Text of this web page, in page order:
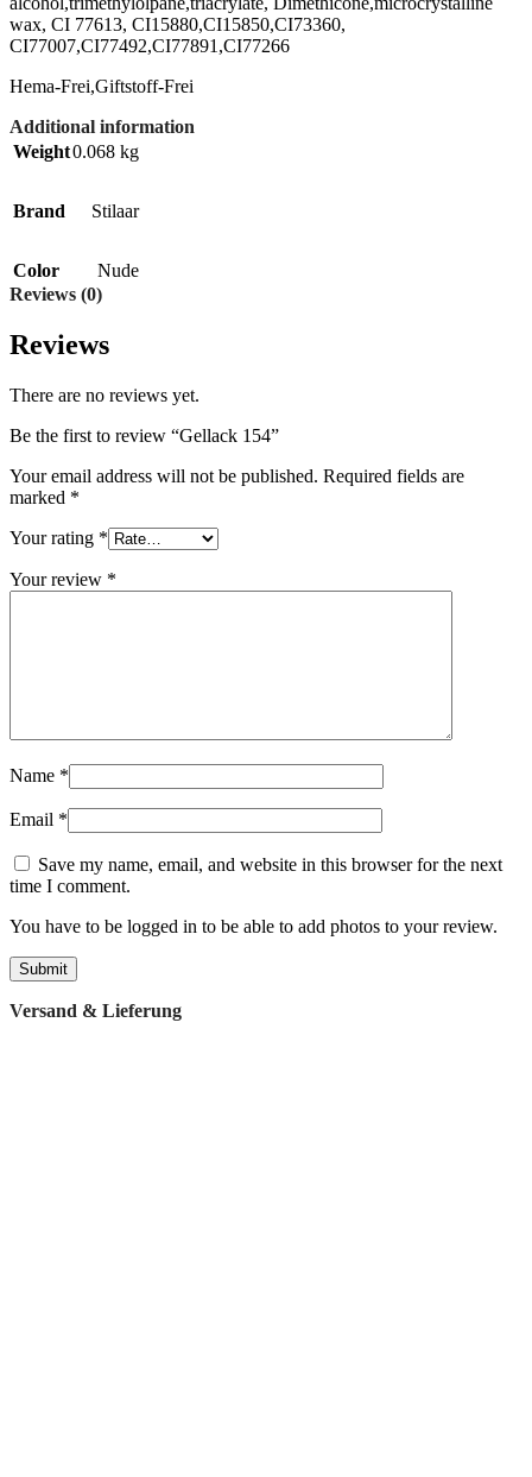
wax, CI 77613, CI15880,CI15850,CI73360,
CI77007,CI77492,CI77891,CI77266
Hema-Frei,Giftstoff-Frei
Additional information
Weight0.068 kg
Brand Stilaar
Color
Nude
Reviews (0)
Reviews
There are no reviews yet.
Be the first to review “Gellack 154”
Your email address will not be published. Required fields are
marked *
Your rating *
Your review *
Name *
Email *
Save my name, email, and website in this browser for the next
time I comment.
You have to be logged in to be able to add photos to your review.
Versand & Lieferung